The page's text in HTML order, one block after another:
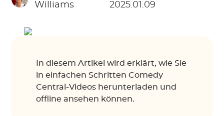
Williams
2025.01.09
In diesem Artikel wird erklärt, wie Sie
in einfachen Schritten Comedy
Central-Videos herunterladen und
offline ansehen können.